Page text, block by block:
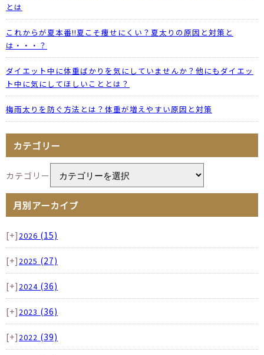
とは
これからが夏本番!!夏こそ痩せにくい？夏太りの原因と対策と
は・・・？
ダイエット中に体重ばかりを気にしていませんか？他にもダイエッ
ト中に気にしてほしいこととは？
梅雨太りを防ぐ方法とは？体重が増えやすい原因と対策
カテゴリー
カテゴリー
月別アーカイブ
[+] 2026 (15)
[+] 2025 (27)
[+] 2024 (36)
[+] 2023 (36)
[+] 2022 (39)